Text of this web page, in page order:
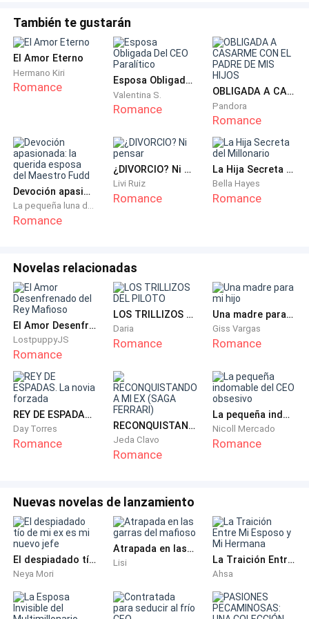
pasos y si no cambiaba mi vida radicalmente,
terminaría justo como ella. Y no quería ese futuro
para mí. Me negaba a aceptarlo.
Comencé a hacer planes para viajar y disfrutar de las
recompensas por las que había trabajado tan
duramente.
El dolor que había sentido había dado paso al furor,
para luego convertirse en frustración, al darme cuenta
de que yo llevaba el mismo camino que mi tía.
Trabajaba, dormía, hacía una dieta equilibrada, pero
siempre comía sola. Tenía un pequeño círculo de
amigos que sabían que podían contar con mi apoyo
en caso de cualquier crisis. Siempre encontraba la
respuesta más práctica. Nunca les agobiaba con mis
problemas, simplemente porque no tenía ninguno.
refugio para las tormentas.
Odiaba todo aquello y había comenzado a odiarme a
pronto. No se trataba de escapar, sino de liberarme.
También te gustarán
El Amor Eterno
Hermano Kiri
Romance Esposa Obligada Del CEO Paralítico
Valentina S.
Romance
OBLIGADA A CASARME CON EL PADRE DE MIS HIJOS
Pandora
Romance
Devoción apasionada: la querida esposa del Maestro Fudd
La pequeña luna del occidente
Romance
¿DIVORCIO? Ni pensar
Livi Ruiz
Romance
La Hija Secreta del Millonario
Bella Hayes
Romance
Novelas relacionadas
El Amor Desenfrenado del Rey Mafioso
LostpuppyJS
Romance
LOS TRILLIZOS DEL PILOTO
Daria
Romance
Una madre para mi hijo
Giss Vargas
Romance
REY DE ESPADAS. La novia forzada
Day Torres
Romance
RECONQUISTANDO A MI EX (SAGA FERRARI)
Jeda Clavo
Romance
La pequeña indomable del CEO obsesivo
Nicoll Mercado
Romance
Nuevas novelas de lanzamiento
El despiadado tío de mi ex es mi nuevo jefe
Neya Mori
Atrapada en las garras del mafioso
Lisi La Traición Entre Mi Esposo y Mi Hermana
Ahsa